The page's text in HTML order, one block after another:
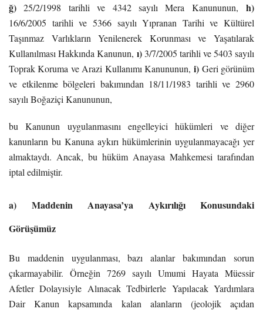
ğ) 25/2/1998 tarihli ve 4342 sayılı Mera Kanununun, h)
16/6/2005 tarihli ve 5366 sayılı Yıpranan Tarihi ve Kültürel
Taşınmaz Varlıkların Yenilenerek Korunması ve Yaşatılarak
Kullanılması Hakkında Kanunun, ı) 3/7/2005 tarihli ve 5403 sayılı
Toprak Koruma ve Arazi Kullanımı Kanununun,i) Geri görünüm
ve etkilenme bölgeleri bakımından 18/11/1983 tarihli ve 2960
sayılı Boğaziçi Kanununun,
bu Kanunun uygulanmasını engelleyici hükümleri ve diğer
kanunların bu Kanuna aykırı hükümlerinin uygulanmayacağı yer
almaktaydı. Ancak, bu hüküm Anayasa Mahkemesi tarafından
iptal edilmiştir.
a) Maddenin Anayasa’ya Aykırılığı Konusundaki
Görüşümüz
Bu maddenin uygulanması, bazı alanlar bakımından sorun
çıkarmayabilir. Örneğin 7269 sayılı Umumi Hayata Müessir
Afetler Dolayısiyle Alınacak Tedbirlerle Yapılacak Yardımlara
Dair Kanun kapsamında kalan alanların (jeolojik açıdan